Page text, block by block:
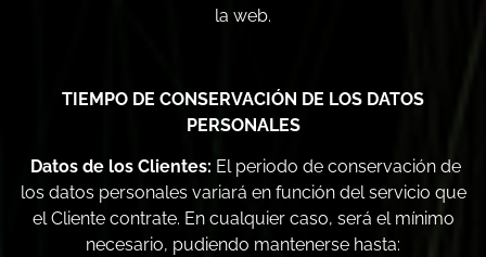
la web.
TIEMPO DE CONSERVACIÓN DE LOS DATOS
PERSONALES
Datos de los Clientes: El periodo de conservación de
los datos personales variará en función del servicio que
el Cliente contrate. En cualquier caso, será el mínimo
necesario, pudiendo mantenerse hasta: